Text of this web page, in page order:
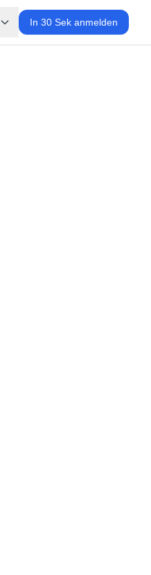
In 30 Sek anmelden